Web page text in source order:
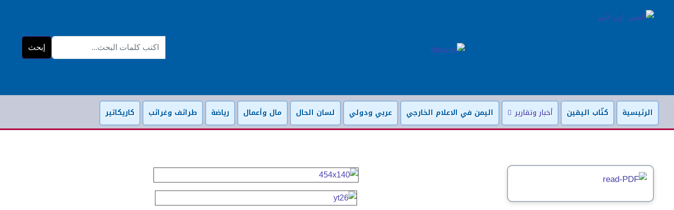
البحث...
إبحث
الرئيسية كتّاب اليقين أخبار وتقارير اليمن في الاعلام الخارجي عربي ودولي لسان الحال مال وأعمال رياضة طرائف وغرائب كاريكاتير